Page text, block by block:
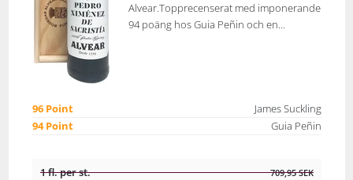
Alvear.Topprecenserat med imponerande
94 poäng hos Guia Peñin och en...
96 Point
James Suckling
94 Point
Guia Peñin
1 fl. per st. 709,95SEK